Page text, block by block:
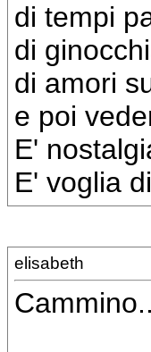
di tempi
di
di amori
e poi
E'
E' voglia
elisabeth